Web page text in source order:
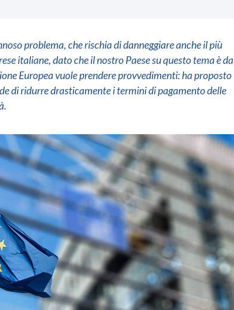
problema, che rischia di danneggiare anche il più
italiane, dato che il nostro Paese su questo tema è da
Europea vuole prendere provvedimenti: ha proposto
di ridurre drasticamente i termini di pagamento delle